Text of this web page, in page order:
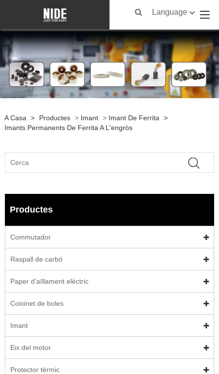
Language
A Casa > Productes > Imant > Imant De Ferrita
>
Imants Permanents De Ferrita A L'engròs
Productes
Commutador
Raspall de carbó
Paper d'aïllament elèctric
Coixinet de boles
Imant
Eix del motor
Protector tèrmic